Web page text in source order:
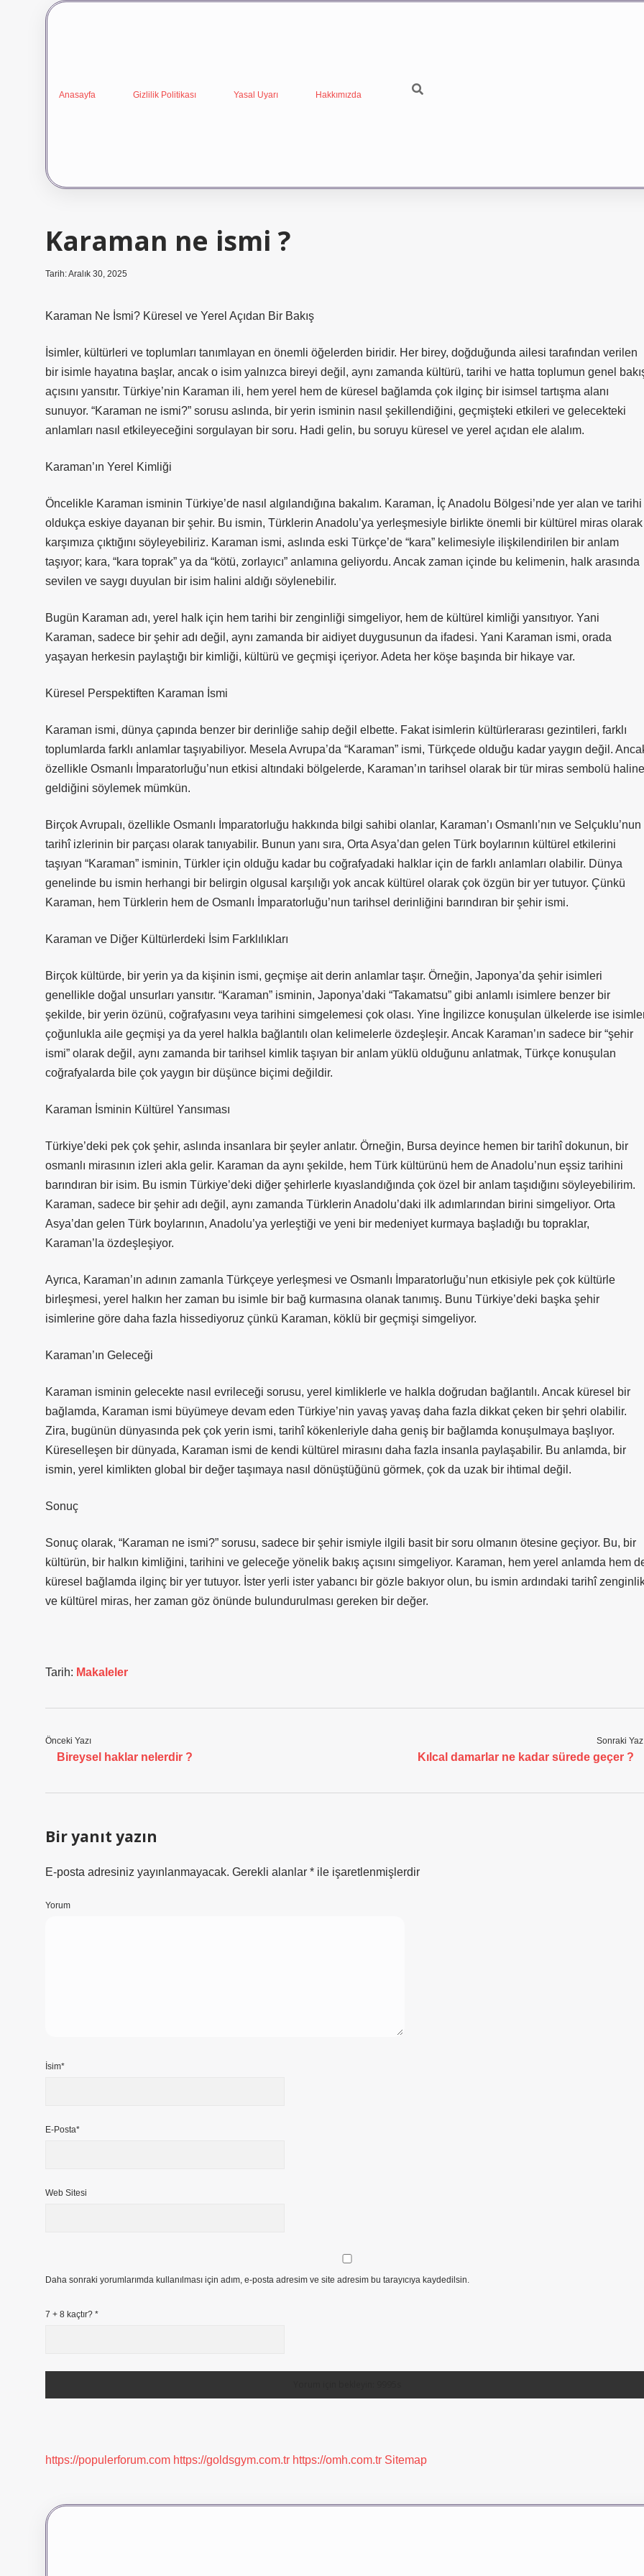
Anasayfa Gizlilik Politikası Yasal Uyarı Hakkımızda
Karaman ne ismi ?
Tarih: Aralık 30, 2025
Karaman Ne İsmi? Küresel ve Yerel Açıdan Bir Bakış
İsimler, kültürleri ve toplumları tanımlayan en önemli öğelerden biridir. Her birey, doğduğunda ailesi tarafından verilen
bir isimle hayatına başlar, ancak o isim yalnızca bireyi değil, aynı zamanda kültürü, tarihi ve hatta toplumun genel
açısını yansıtır. Türkiye’nin Karaman ili, hem yerel hem de küresel bağlamda çok ilginç bir isimsel tartışma alanı
sunuyor. “Karaman ne ismi?” sorusu aslında, bir yerin isminin nasıl şekillendiğini, geçmişteki etkileri ve gelecekteki
anlamları nasıl etkileyeceğini sorgulayan bir soru. Hadi gelin, bu soruyu küresel ve yerel açıdan ele alalım.
Karaman’ın Yerel Kimliği
Öncelikle Karaman isminin Türkiye’de nasıl algılandığına bakalım. Karaman, İç Anadolu Bölgesi’nde yer alan ve tarihi
oldukça eskiye dayanan bir şehir. Bu ismin, Türklerin Anadolu’ya yerleşmesiyle birlikte önemli bir kültürel miras olarak
karşımıza çıktığını söyleyebiliriz. Karaman ismi, aslında eski Türkçe’de “kara” kelimesiyle ilişkilendirilen bir anlam
taşıyor; kara, “kara toprak” ya da “kötü, zorlayıcı” anlamına geliyordu. Ancak zaman içinde bu kelimenin, halk arasında
sevilen ve saygı duyulan bir isim halini aldığı söylenebilir.
Bugün Karaman adı, yerel halk için hem tarihi bir zenginliği simgeliyor, hem de kültürel kimliği yansıtıyor. Yani
Karaman, sadece bir şehir adı değil, aynı zamanda bir aidiyet duygusunun da ifadesi. Yani Karaman ismi, orada
yaşayan herkesin paylaştığı bir kimliği, kültürü ve geçmişi içeriyor. Adeta her köşe başında bir hikaye var.
Küresel Perspektiften Karaman İsmi
Karaman ismi, dünya çapında benzer bir derinliğe sahip değil elbette. Fakat isimlerin kültürlerarası gezintileri, farklı
toplumlarda farklı anlamlar taşıyabiliyor. Mesela Avrupa’da “Karaman” ismi, Türkçede olduğu kadar yaygın değil.
özellikle Osmanlı İmparatorluğu’nun etkisi altındaki bölgelerde, Karaman’ın tarihsel olarak bir tür miras sembolü haline
geldiğini söylemek mümkün.
Birçok Avrupalı, özellikle Osmanlı İmparatorluğu hakkında bilgi sahibi olanlar, Karaman’ı Osmanlı’nın ve Selçuklu’nun
tarihî izlerinin bir parçası olarak tanıyabilir. Bunun yanı sıra, Orta Asya’dan gelen Türk boylarının kültürel etkilerini
taşıyan “Karaman” isminin, Türkler için olduğu kadar bu coğrafyadaki halklar için de farklı anlamları olabilir. Dünya
genelinde bu ismin herhangi bir belirgin olgusal karşılığı yok ancak kültürel olarak çok özgün bir yer tutuyor. Çünkü
Karaman, hem Türklerin hem de Osmanlı İmparatorluğu’nun tarihsel derinliğini barındıran bir şehir ismi.
Karaman ve Diğer Kültürlerdeki İsim Farklılıkları
Birçok kültürde, bir yerin ya da kişinin ismi, geçmişe ait derin anlamlar taşır. Örneğin, Japonya’da şehir isimleri
genellikle doğal unsurları yansıtır. “Karaman” isminin, Japonya’daki “Takamatsu” gibi anlamlı isimlere benzer bir
şekilde, bir yerin özünü, coğrafyasını veya tarihini simgelemesi çok olası. Yine İngilizce konuşulan ülkelerde ise
çoğunlukla aile geçmişi ya da yerel halkla bağlantılı olan kelimelerle özdeşleşir. Ancak Karaman’ın sadece bir “şehir
ismi” olarak değil, aynı zamanda bir tarihsel kimlik taşıyan bir anlam yüklü olduğunu anlatmak, Türkçe konuşulan
coğrafyalarda bile çok yaygın bir düşünce biçimi değildir.
Karaman İsminin Kültürel Yansıması
Türkiye’deki pek çok şehir, aslında insanlara bir şeyler anlatır. Örneğin, Bursa deyince hemen bir tarihî dokunun, bir
osmanlı mirasının izleri akla gelir. Karaman da aynı şekilde, hem Türk kültürünü hem de Anadolu’nun eşsiz tarihini
barındıran bir isim. Bu ismin Türkiye’deki diğer şehirlerle kıyaslandığında çok özel bir anlam taşıdığını söyleyebilirim.
Karaman, sadece bir şehir adı değil, aynı zamanda Türklerin Anadolu’daki ilk adımlarından birini simgeliyor. Orta
Asya’dan gelen Türk boylarının, Anadolu’ya yerleştiği ve yeni bir medeniyet kurmaya başladığı bu topraklar,
Karaman’la özdeşleşiyor.
Ayrıca, Karaman’ın adının zamanla Türkçeye yerleşmesi ve Osmanlı İmparatorluğu’nun etkisiyle pek çok kültürle
birleşmesi, yerel halkın her zaman bu isimle bir bağ kurmasına olanak tanımış. Bunu Türkiye’deki başka şehir
isimlerine göre daha fazla hissediyoruz çünkü Karaman, köklü bir geçmişi simgeliyor.
Karaman’ın Geleceği
Karaman isminin gelecekte nasıl evrileceği sorusu, yerel kimliklerle ve halkla doğrudan bağlantılı. Ancak küresel bir
bağlamda, Karaman ismi büyümeye devam eden Türkiye’nin yavaş yavaş daha fazla dikkat çeken bir şehri olabilir.
Zira, bugünün dünyasında pek çok yerin ismi, tarihî kökenleriyle daha geniş bir bağlamda konuşulmaya başlıyor.
Küreselleşen bir dünyada, Karaman ismi de kendi kültürel mirasını daha fazla insanla paylaşabilir. Bu anlamda, bir
ismin, yerel kimlikten global bir değer taşımaya nasıl dönüştüğünü görmek, çok da uzak bir ihtimal değil.
Sonuç
Sonuç olarak, “Karaman ne ismi?” sorusu, sadece bir şehir ismiyle ilgili basit bir soru olmanın ötesine geçiyor. Bu, bir
kültürün, bir halkın kimliğini, tarihini ve geleceğe yönelik bakış açısını simgeliyor. Karaman, hem yerel anlamda hem
küresel bağlamda ilginç bir yer tutuyor. İster yerli ister yabancı bir gözle bakıyor olun, bu ismin ardındaki tarihî
ve kültürel miras, her zaman göz önünde bulundurulması gereken bir değer.
Tarih: Makaleler
Önceki Yazı
Bireysel haklar nelerdir ?
Sonraki
Kılcal damarlar ne kadar sürede geçer ?
Bir yanıt yazın
E-posta adresiniz yayınlanmayacak. Gerekli alanlar * ile işaretlenmişlerdir
Yorum
İsim*
E-Posta*
Web Sitesi
Daha sonraki yorumlarımda kullanılması için adım, e-posta adresim ve site adresim bu tarayıcıya kaydedilsin.
7 + 8 kaçtır? *
https://populerforum.com https://goldsgym.com.tr https://omh.com.tr Sitemap